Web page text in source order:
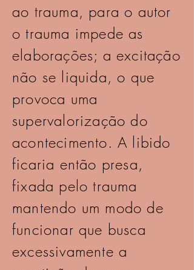
ao trauma, para o autor
o trauma impede as
elaborações; a excitação
não se liquida, o que
provoca uma
supervalorização do
acontecimento. A libido
ficaria então presa,
fixada pelo trauma
mantendo um modo de
funcionar que busca
excessivamente a